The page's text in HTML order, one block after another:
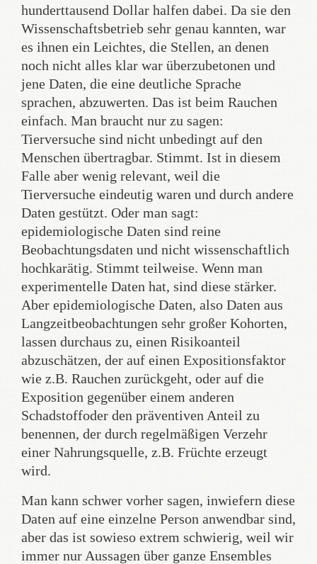
hunderttausend Dollar halfen dabei. Da sie den
Wissenschaftsbetrieb sehr genau kannten, war
es ihnen ein Leichtes, die Stellen, an denen
noch nicht alles klar war überzubetonen und
jene Daten, die eine deutliche Sprache
sprachen, abzuwerten. Das ist beim Rauchen
einfach. Man braucht nur zu sagen:
Tierversuche sind nicht unbedingt auf den
Menschen übertragbar. Stimmt. Ist in diesem
Falle aber wenig relevant, weil die
Tierversuche eindeutig waren und durch andere
Daten gestützt. Oder man sagt:
epidemiologische Daten sind reine
Beobachtungsdaten und nicht wissenschaftlich
hochkarätig. Stimmt teilweise. Wenn man
experimentelle Daten hat, sind diese stärker.
Aber epidemiologische Daten, also Daten aus
Langzeitbeobachtungen sehr großer Kohorten,
lassen durchaus zu, einen Risikoanteil
abzuschätzen, der auf einen Expositionsfaktor
wie z.B. Rauchen zurückgeht, oder auf die
Exposition gegenüber einem anderen
Schadstoffoder den präventiven Anteil zu
benennen, der durch regelmäßigen Verzehr
einer Nahrungsquelle, z.B. Früchte erzeugt
wird.
Man kann schwer vorher sagen, inwiefern diese
Daten auf eine einzelne Person anwendbar sind,
aber das ist sowieso extrem schwierig, weil wir
immer nur Aussagen über ganze Ensembles